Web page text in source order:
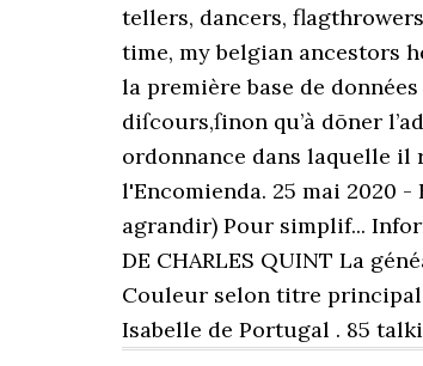
tellers, dancers,
time, my belgian ancestors
la première base de
diſcours,ſinon qu’à dõner
ordonnance dans laquelle
l'Encomienda. 25 mai 2020
agrandir) Pour simplif...
DE CHARLES QUINT La
Couleur selon titre
Isabelle de Portugal . 85